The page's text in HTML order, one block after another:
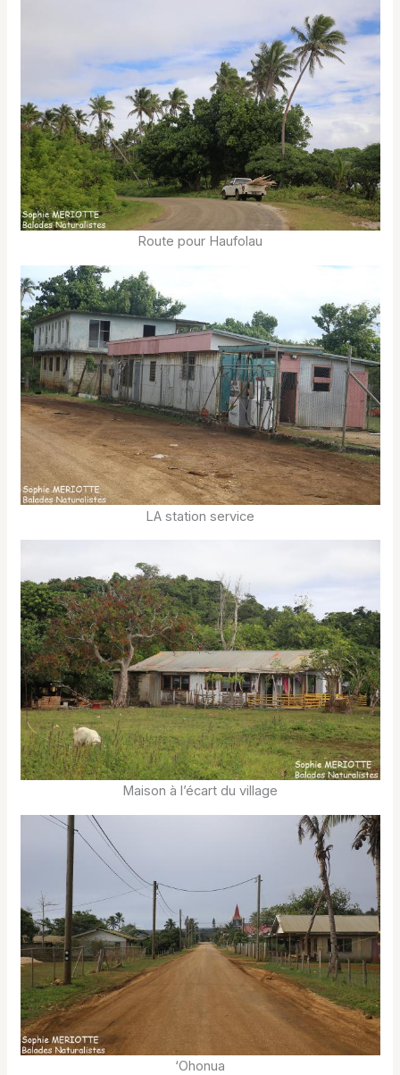
Route pour Haufolau
LA station service
Maison à l’écart du village
‘Ohonua